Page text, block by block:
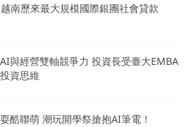
南歷來最大規模國際銀團社會貸款
與經營雙軸競爭力 投資長受臺大EMBA
資思維
酷聯萌 潮玩開學祭搶抱AI筆電！